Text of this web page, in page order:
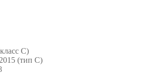
С)
(тип С)